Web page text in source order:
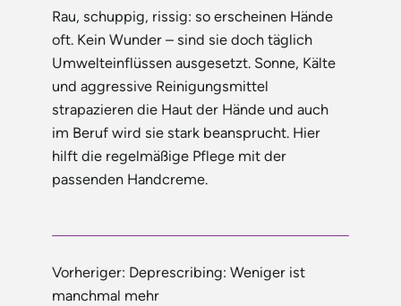
Rau, schuppig, rissig: so erscheinen Hände
oft. Kein Wunder – sind sie doch täglich
Umwelteinflüssen ausgesetzt. Sonne, Kälte
und aggressive Reinigungsmittel
strapazieren die Haut der Hände und auch
im Beruf wird sie stark beansprucht. Hier
hilft die regelmäßige Pflege mit der
passenden Handcreme.
Vorheriger: Deprescribing: Weniger ist
manchmal mehr